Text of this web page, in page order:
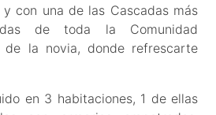
con una de las Cascadas más
de toda la Comunidad
de la novia, donde refrescarte
en 3 habitaciones, 1 de ellas